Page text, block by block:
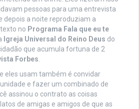
pessoas para uma entrevista
depois a noite reproduziam a
no Programa Fala que eu te
Igreja Universal do Reino Deus do
que acumula fortuna de 2
Forbes
eles usam também é convidar
e fazer um combinado de
assinou o contrato as coisas
de amigas e amigos de que as